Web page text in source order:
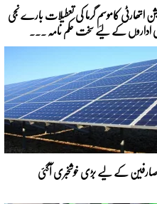
اتھارٹی کاموسمِ گرما کی تعطیلات بارے نجی
اداروں کے لیے سخت حکم نامہ ...
کے لیے بڑی خوشخبری آگئی